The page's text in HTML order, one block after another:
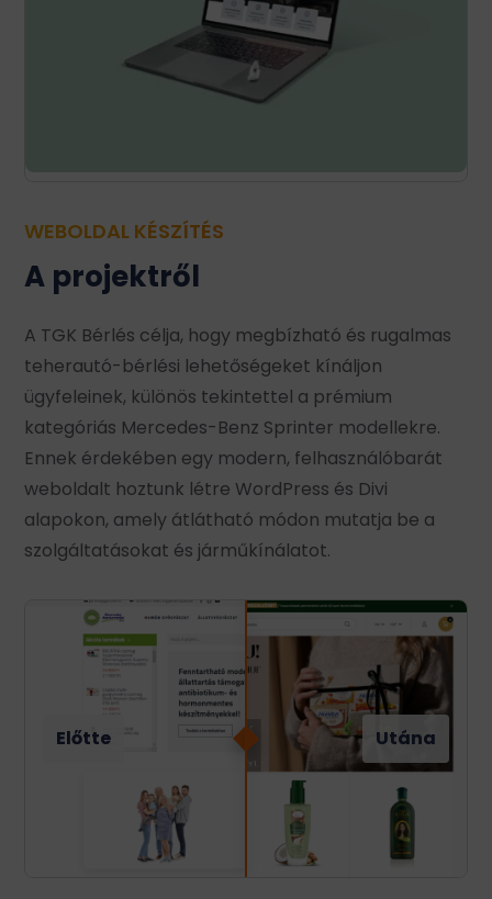
WEBOLDAL KÉSZÍTÉS
A projektről
A TGK Bérlés célja, hogy megbízható és rugalmas
teherautó-bérlési lehetőségeket kínáljon
ügyfeleinek, különös tekintettel a prémium
kategóriás Mercedes-Benz Sprinter modellekre.
Ennek érdekében egy modern, felhasználóbarát
weboldalt hoztunk létre WordPress és Divi
alapokon, amely átlátható módon mutatja be a
szolgáltatásokat és járműkínálatot.
Előtte Utána
Előtte Utána